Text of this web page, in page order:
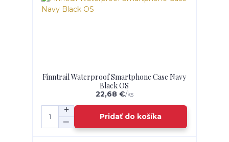
Finntrail Waterproof Smartphone Case Navy
Black OS
22,68 €/ks
Pridať do košíka